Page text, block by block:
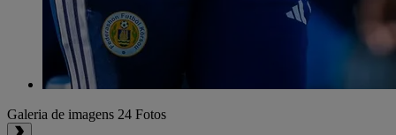
Galeria de imagens 24 Fotos